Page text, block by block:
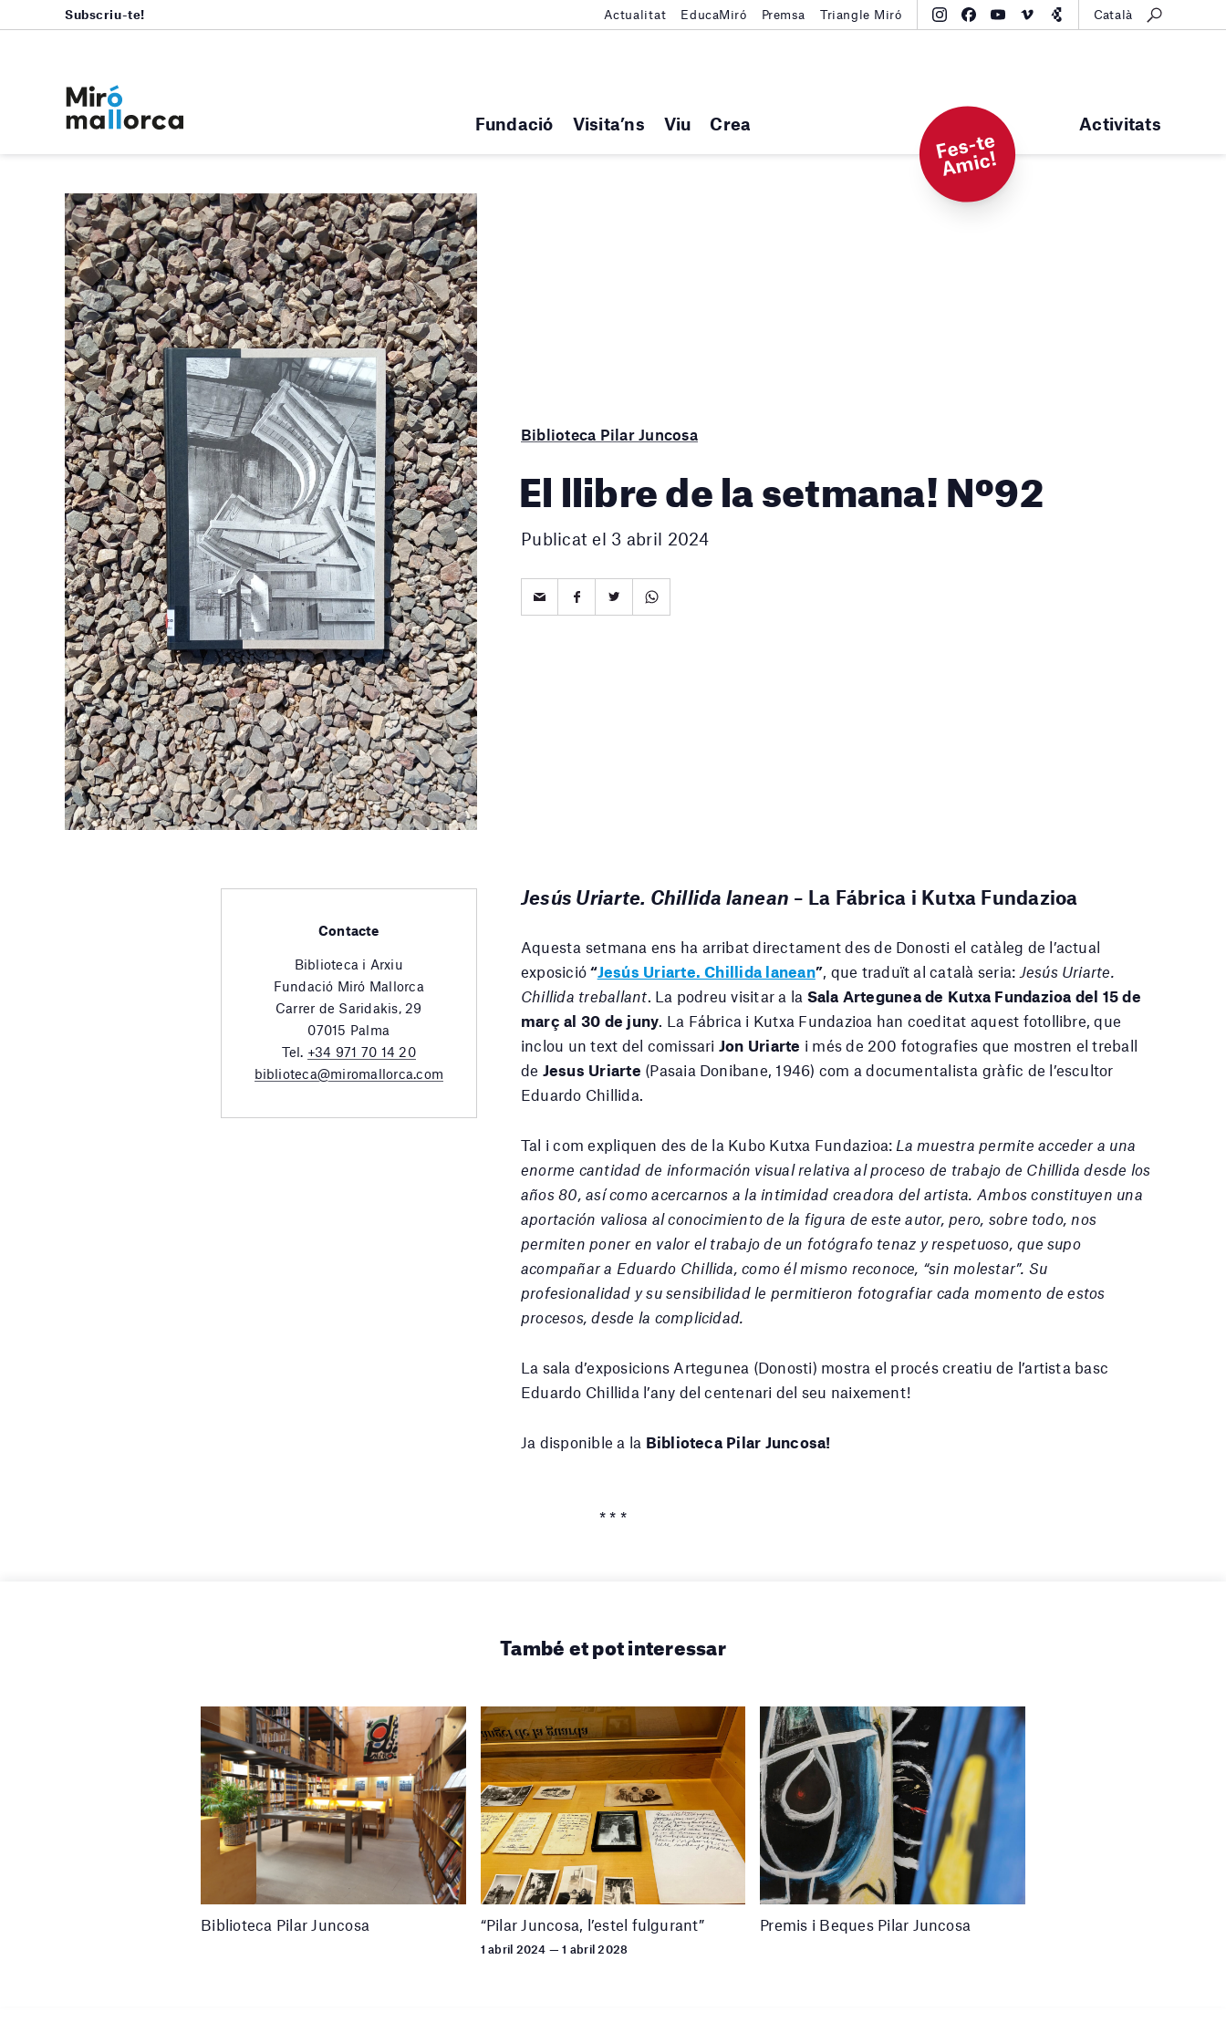
Fundació Visita’ns Viu Crea Activitats
Subscriu-te! Actualitat EducaMiró Premsa Triangle Miró Català
F
e
s-t
e
A
mi
c!
Biblioteca Pilar Juncosa
El llibre de la setmana! Nº92
Publicat el 3 abril 2024
Contacte
Biblioteca i Arxiu
Fundació Miró Mallorca
Carrer de Saridakis, 29
07015 Palma
Tel. +34 971 70 14 20
biblioteca@miromallorca.com
Jesús Uriarte. Chillida lanean – La Fábrica i Kutxa Fundazioa
Aquesta setmana ens ha arribat directament des de Donosti el catàleg de l’actual
exposició“Jesús Uriarte. Chillida lanean” , que traduït al català seria: Jesús Uriarte.
Chillida treballant . La podreu visitar a la Sala Artegunea de Kutxa Fundazioa del 15 de
març al 30 de juny . La Fábrica i Kutxa Fundazioa han coeditat aquest fotollibre, que
inclou un text del comissari Jon Uriarte i més de 200 fotografies que mostren el treball
de Jesus Uriarte (Pasaia Donibane, 1946) com a documentalista gràfic de l’escultor
Eduardo Chillida.
Tal i com expliquen des de la Kubo Kutxa Fundazioa: La muestra permite acceder a una
enorme cantidad de información visual relativa al proceso de trabajo de Chillida desde los
años 80, así como acercarnos a la intimidad creadora del artista. Ambos constituyen una
aportación valiosa al conocimiento de la figura de este autor, pero, sobre todo, nos
permiten poner en valor el trabajo de un fotógrafo tenaz y respetuoso, que supo
acompañar a Eduardo Chillida, como él mismo reconoce, “sin molestar”. Su
profesionalidad y su sensibilidad le permitieron fotografiar cada momento de estos
procesos, desde la complicidad.
La sala d’exposicions Artegunea (Donosti) mostra el procés creatiu de l’artista basc
Eduardo Chillida l’any del centenari del seu naixement!
Ja disponible a la Biblioteca Pilar Juncosa!
* * *
També et pot interessar
Biblioteca Pilar Juncosa “Pilar Juncosa, l’estel fulgurant”
1 abril 2024 — 1 abril 2028
Premis i Beques Pilar Juncosa